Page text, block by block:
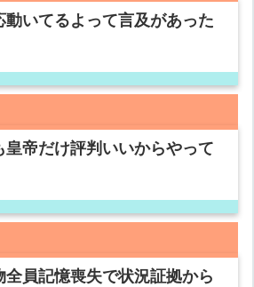
動いてるよって言及があった
皇帝だけ評判いいからやって
全員記憶喪失で状況証拠から